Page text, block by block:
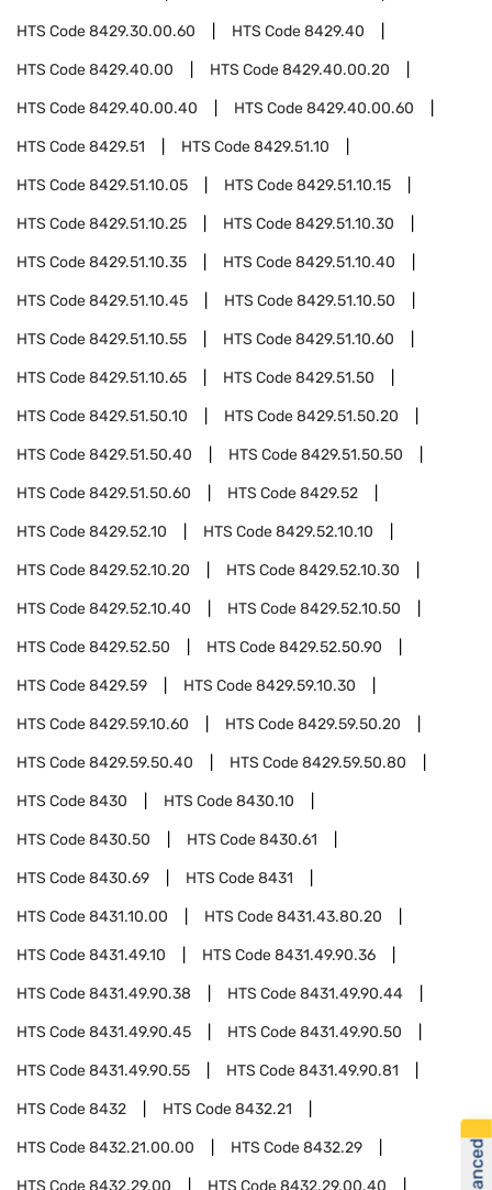
HTS Code8429.30.00.60 HTS Code8429.40
HTS Code8429.40.00 HTS Code8429.40.00.20
HTS Code8429.40.00.40 HTS Code8429.40.00.60
HTS Code8429.51 HTS Code8429.51.10
HTS Code8429.51.10.05 HTS Code8429.51.10.15
HTS Code8429.51.10.25 HTS Code8429.51.10.30
HTS Code8429.51.10.35 HTS Code8429.51.10.40
HTS Code8429.51.10.45 HTS Code8429.51.10.50
HTS Code8429.51.10.55 HTS Code8429.51.10.60
HTS Code8429.51.10.65 HTS Code8429.51.50
HTS Code8429.51.50.10 HTS Code8429.51.50.20
HTS Code8429.51.50.40 HTS Code8429.51.50.50
HTS Code8429.51.50.60 HTS Code8429.52
HTS Code8429.52.10 HTS Code8429.52.10.10
HTS Code8429.52.10.20 HTS Code8429.52.10.30
HTS Code8429.52.10.40 HTS Code8429.52.10.50
HTS Code8429.52.50 HTS Code8429.52.50.90
HTS Code8429.59 HTS Code8429.59.10.30
HTS Code8429.59.10.60 HTS Code8429.59.50.20
HTS Code8429.59.50.40 HTS Code8429.59.50.80
HTS Code8430 HTS Code8430.10
HTS Code8430.50 HTS Code8430.61
HTS Code8430.69 HTS Code8431
HTS Code8431.10.00 HTS Code8431.43.80.20
HTS Code8431.49.10 HTS Code8431.49.90.36
HTS Code8431.49.90.38 HTS Code8431.49.90.44
HTS Code8431.49.90.45 HTS Code8431.49.90.50
HTS Code8431.49.90.55 HTS Code8431.49.90.81
HTS Code8432 HTS Code8432.21
HTS Code8432.21.00.00 HTS Code8432.29
HTS Code8432.29.00 HTS Code8432.29.00.40